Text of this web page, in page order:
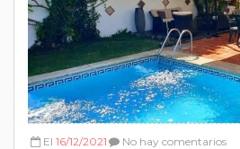
El 16/12/2021
No hay comentarios